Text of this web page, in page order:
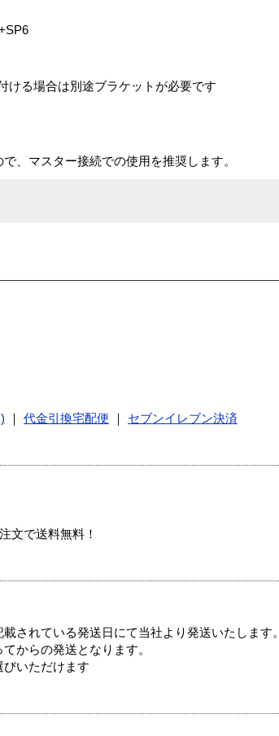
る場合は別途ブラケットが必要です
、マスター接続での使用を推奨します。
代金引換宅配便
セブンイレブン決済
文で送料無料！
されている発送日にて当社より発送いたします。
からの発送となります。
いただけます